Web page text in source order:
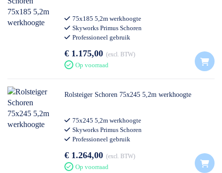
75x185 5,2m werkhoogte
Skyworks Primus Schoren
Professioneel gebruik
€ 1.175,00 excl. BTW
Op voorraad
Rolsteiger Schoren 75x245 5,2m werkhoogte
75x245 5,2m werkhoogte
Skyworks Primus Schoren
Professioneel gebruik
€ 1.264,00 excl. BTW
Op voorraad